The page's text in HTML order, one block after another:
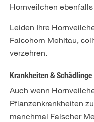
Hornveilchen
Leiden Ihre
Falschem Mehltau,
verzehren.
Krankheiten & Schädlinge
Auch wenn
Pflanzenkrankheiten
manchmal Falscher